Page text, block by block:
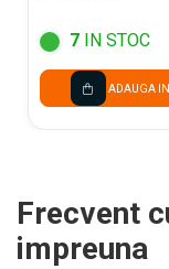
7 IN STOC
ADAUGA
Frecvent
impreuna